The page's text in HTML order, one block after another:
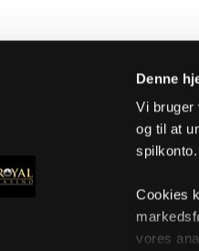
Denne
Vi bruger
og til at
spilkonto.
Cookies
vores